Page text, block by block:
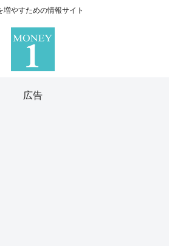
増やすための情報サイト
広告